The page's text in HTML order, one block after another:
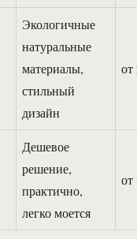
Экологичные
натуральные
материалы,
стильный
дизайн
от
Дешевое
решение,
практично,
легко моется
от